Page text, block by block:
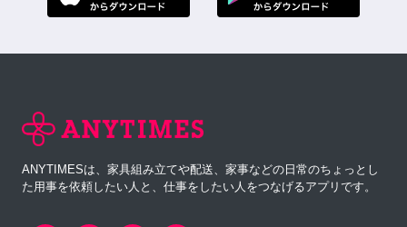
ANYTIMESは、家具組み立てや配送、家事などの日常のちょっとし
た用事を依頼したい人と、仕事をしたい人をつなげるアプリです。